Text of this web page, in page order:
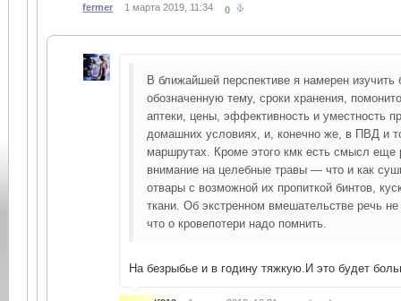
fermer 1 марта 2019, 11:34 0
В ближайшей перспективе я намерен изучить
обозначенную тему, сроки хранения,
аптеки, цены, эффективность и уместность
домашних условиях, и, конечно же, в ПВД и
маршрутах. Кроме этого кмк есть смысл еще
внимание на целебные травы — что и как
отвары с возможной их пропиткой бинтов,
ткани. Об экстренном вмешательстве речь
что о кровепотери надо помнить.
На безрыбье и в годину тяжкую.И это будет